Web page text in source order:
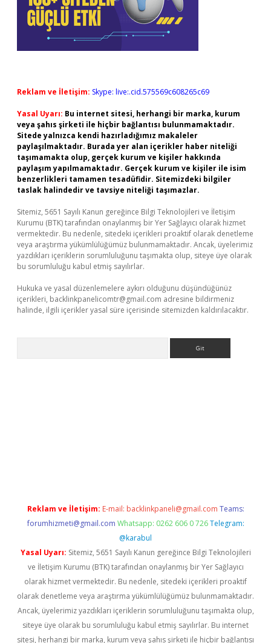
Reklam ve İletişim: Skype: live:.cid.575569c608265c69
Yasal Uyarı: Bu internet sitesi, herhangi bir marka, kurum
veya şahıs şirketi ile hiçbir bağlantısı bulunmamaktadır.
Sitede yalnızca kendi hazırladığımız makaleler
paylaşılmaktadır. Burada yer alan içerikler haber niteliği
taşımamakta olup, gerçek kurum ve kişiler hakkında
paylaşım yapılmamaktadır. Gerçek kurum ve kişiler ile isim
benzerlikleri tamamen tesadüfidir. Sitemizdeki bilgiler
taslak halindedir ve tavsiye niteliği taşımazlar.
Sitemiz, 5651 Sayılı Kanun gereğince Bilgi Teknolojileri ve İletişim
Kurumu (BTK) tarafından onaylanmış bir Yer Sağlayıcı olarak hizmet
vermektedir. Bu nedenle, sitedeki içerikleri proaktif olarak denetleme
veya araştırma yükümlülüğümüz bulunmamaktadır. Ancak, üyelerimiz
yazdıkları içeriklerin sorumluluğunu taşımakta olup, siteye üye olarak
bu sorumluluğu kabul etmiş sayılırlar.
Hukuka ve yasal düzenlemelere aykırı olduğunu düşündüğünüz
içerikleri, backlinkpanelicomtr@gmail.com adresine bildirmeniz
halinde, ilgili içerikler yasal süre içerisinde sitemizden kaldırılacaktır.
Reklam ve İletişim: E-mail: backlinkpaneli@gmail.com Teams:
forumhizmeti@gmail.com Whatsapp: 0262 606 0 726 Telegram:
@karabul
Yasal Uyarı: Sitemiz, 5651 Sayılı Kanun gereğince Bilgi Teknolojileri
ve İletişim Kurumu (BTK) tarafından onaylanmış bir Yer Sağlayıcı
olarak hizmet vermektedir. Bu nedenle, sitedeki içerikleri proaktif
olarak denetleme veya araştırma yükümlülüğümüz bulunmamaktadır.
Ancak, üyelerimiz yazdıkları içeriklerin sorumluluğunu taşımakta olup,
siteye üye olarak bu sorumluluğu kabul etmiş sayılırlar. Bu internet
sitesi, herhangi bir marka, kurum veya şahıs şirketi ile hiçbir bağlantısı